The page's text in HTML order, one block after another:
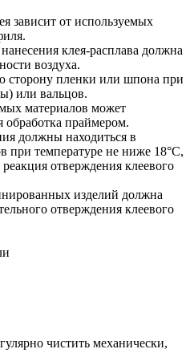
зависит от используемых
клея-расплава должна
воздуха.
сторону пленки или шпона при
или вальцов.
материалов может
обработка праймером.
должны находиться в
при температуре не ниже 18°С,
отверждения клеевого
изделий должна
отверждения клеевого
чистить механически,